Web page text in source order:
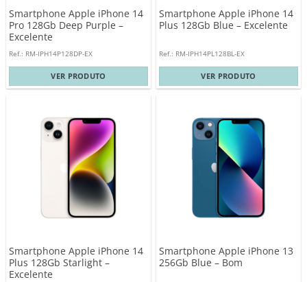
Smartphone Apple iPhone 14
Pro 128Gb Deep Purple –
Excelente
Ref.: RM-IPH14P128DP-EX
VER PRODUTO
Smartphone Apple iPhone 14
Plus 128Gb Blue – Excelente
Ref.: RM-IPH14PL128BL-EX
VER PRODUTO
Smartphone Apple iPhone 14
Plus 128Gb Starlight –
Excelente
Smartphone Apple iPhone 13
256Gb Blue – Bom